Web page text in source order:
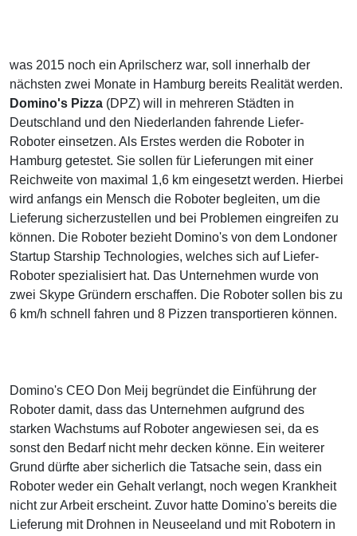
was 2015 noch ein Aprilscherz war, soll innerhalb der
nächsten zwei Monate in Hamburg bereits Realität werden.
Domino's Pizza (DPZ) will in mehreren Städten in
Deutschland und den Niederlanden fahrende Liefer-
Roboter einsetzen. Als Erstes werden die Roboter in
Hamburg getestet. Sie sollen für Lieferungen mit einer
Reichweite von maximal 1,6 km eingesetzt werden. Hierbei
wird anfangs ein Mensch die Roboter begleiten, um die
Lieferung sicherzustellen und bei Problemen eingreifen zu
können. Die Roboter bezieht Domino's von dem Londoner
Startup Starship Technologies, welches sich auf Liefer-
Roboter spezialisiert hat. Das Unternehmen wurde von
zwei Skype Gründern erschaffen. Die Roboter sollen bis zu
6 km/h schnell fahren und 8 Pizzen transportieren können.
Domino's CEO Don Meij begründet die Einführung der
Roboter damit, dass das Unternehmen aufgrund des
starken Wachstums auf Roboter angewiesen sei, da es
sonst den Bedarf nicht mehr decken könne. Ein weiterer
Grund dürfte aber sicherlich die Tatsache sein, dass ein
Roboter weder ein Gehalt verlangt, noch wegen Krankheit
nicht zur Arbeit erscheint. Zuvor hatte Domino's bereits die
Lieferung mit Drohnen in Neuseeland und mit Robotern in